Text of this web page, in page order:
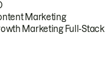
Marketing
Marketing Full-Stack